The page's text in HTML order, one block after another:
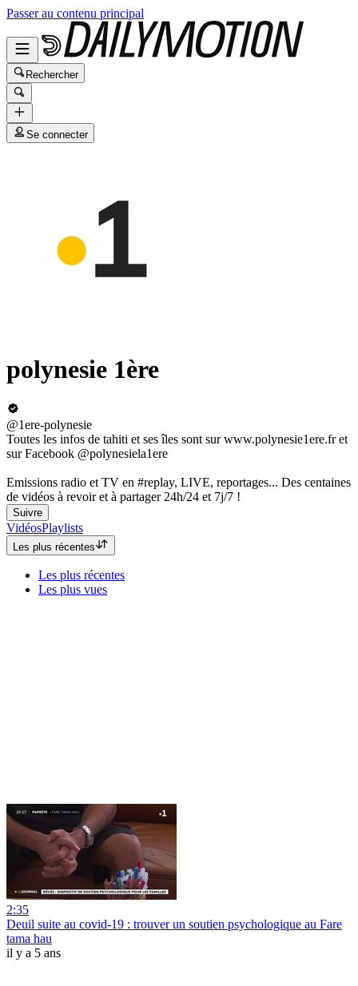
Passer au contenu principal
Rechercher
Se connecter
polynesie 1ère
@1ere-polynesie
Toutes les infos de tahiti et ses îles sont sur www.polynesie1ere.fr et
sur Facebook @polynesiela1ere
Emissions radio et TV en #replay, LIVE, reportages... Des centaines
de vidéos à revoir et à partager 24h/24 et 7j/7 !
Suivre
VidéosPlaylists
Les plus récentes
Les plus récentes
Les plus vues
2:35
Deuil suite au covid-19 : trouver un soutien psychologique au Fare
tama hau
il y a 5 ans